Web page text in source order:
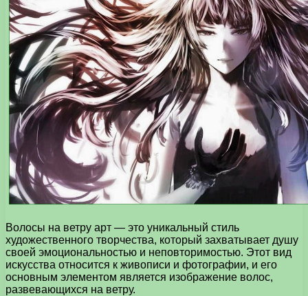
Волосы на ветру арт — это уникальный стиль
художественного творчества, который захватывает душу
своей эмоциональностью и неповторимостью. Этот вид
искусства относится к живописи и фотографии, и его
основным элементом является изображение волос,
развевающихся на ветру.